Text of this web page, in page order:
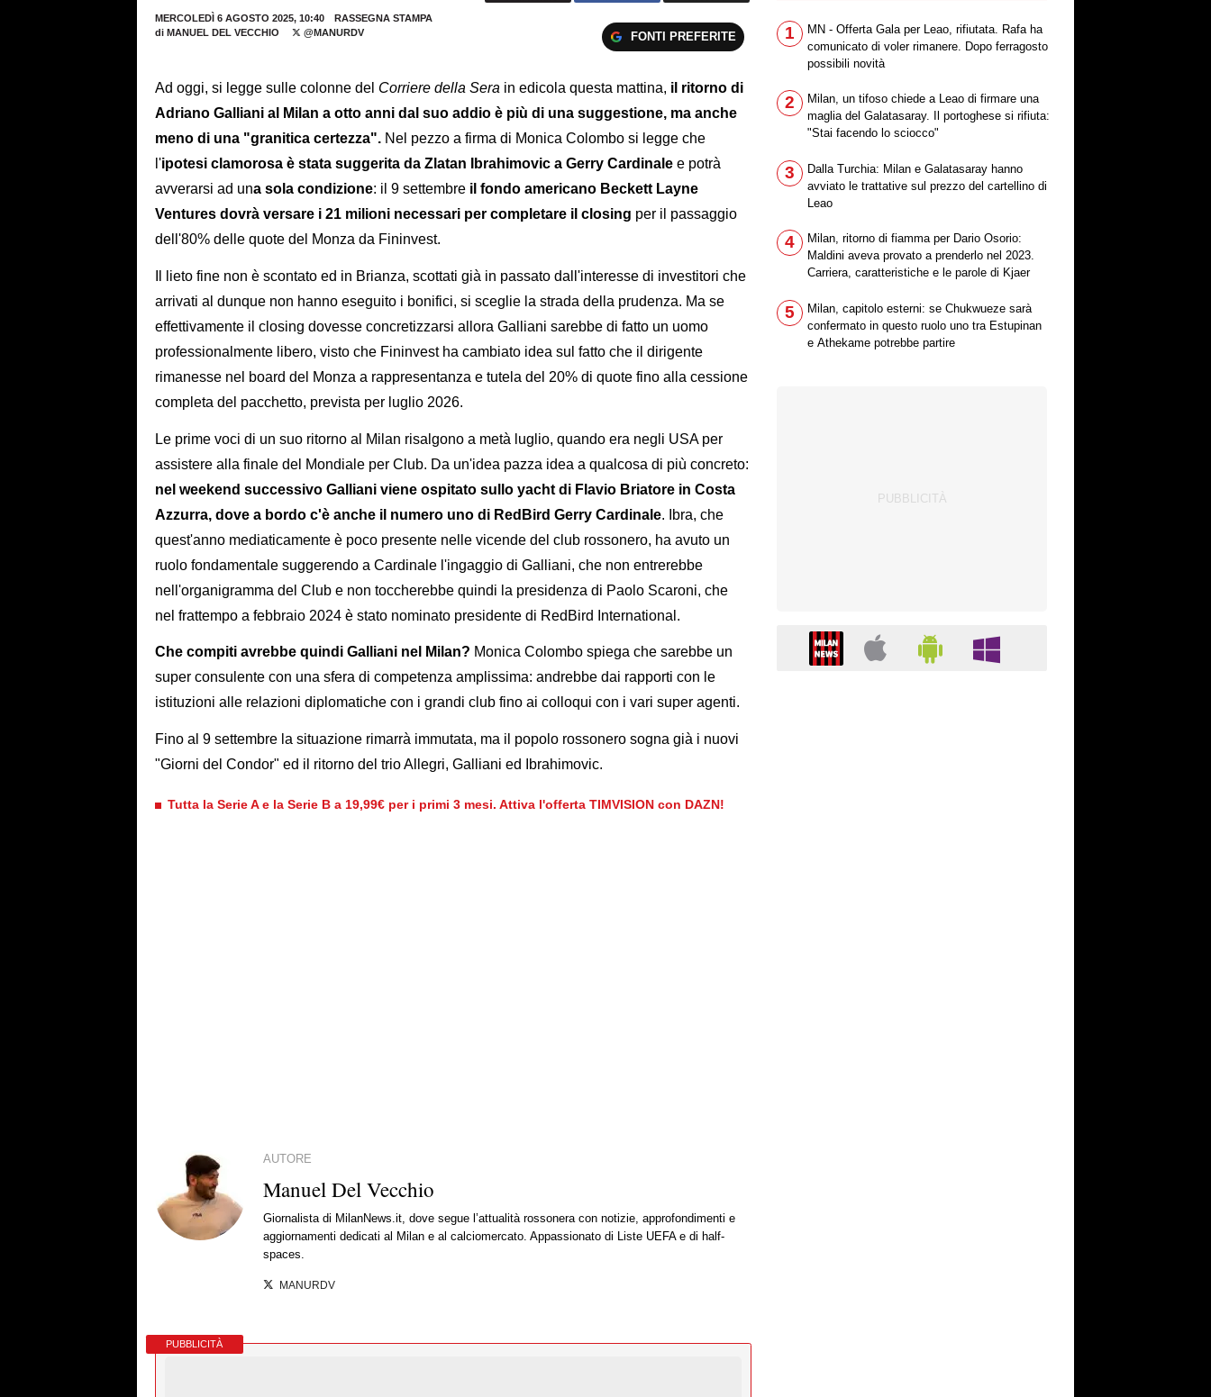
MERCOLEDÌ 6 AGOSTO 2025, 10:40
RASSEGNA STAMPA
di MANUEL DEL VECCHIO @MANURDV FONTI PREFERITE
Ad oggi, si legge sulle colonne del Corriere della Sera in edicola questa mattina, il ritorno di
Adriano Galliani al Milan a otto anni dal suo addio è più di una suggestione, ma anche
meno di una "granitica certezza". Nel pezzo a firma di Monica Colombo si legge che
l'ipotesi clamorosa è stata suggerita da Zlatan Ibrahimovic a Gerry Cardinale e potrà
avverarsi ad una sola condizione: il 9 settembre il fondo americano Beckett Layne
Ventures dovrà versare i 21 milioni necessari per completare il closing per il passaggio
dell'80% delle quote del Monza da Fininvest.
Il lieto fine non è scontato ed in Brianza, scottati già in passato dall'interesse di investitori che
arrivati al dunque non hanno eseguito i bonifici, si sceglie la strada della prudenza. Ma se
effettivamente il closing dovesse concretizzarsi allora Galliani sarebbe di fatto un uomo
professionalmente libero, visto che Fininvest ha cambiato idea sul fatto che il dirigente
rimanesse nel board del Monza a rappresentanza e tutela del 20% di quote fino alla cessione
completa del pacchetto, prevista per luglio 2026.
Le prime voci di un suo ritorno al Milan risalgono a metà luglio, quando era negli USA per
assistere alla finale del Mondiale per Club. Da un'idea pazza idea a qualcosa di più concreto:
nel weekend successivo Galliani viene ospitato sullo yacht di Flavio Briatore in Costa
Azzurra, dove a bordo c'è anche il numero uno di RedBird Gerry Cardinale. Ibra, che
quest'anno mediaticamente è poco presente nelle vicende del club rossonero, ha avuto un
ruolo fondamentale suggerendo a Cardinale l'ingaggio di Galliani, che non entrerebbe
nell'organigramma del Club e non toccherebbe quindi la presidenza di Paolo Scaroni, che
nel frattempo a febbraio 2024 è stato nominato presidente di RedBird International.
Che compiti avrebbe quindi Galliani nel Milan? Monica Colombo spiega che sarebbe un
super consulente con una sfera di competenza amplissima: andrebbe dai rapporti con le
istituzioni alle relazioni diplomatiche con i grandi club fino ai colloqui con i vari super agenti.
Fino al 9 settembre la situazione rimarrà immutata, ma il popolo rossonero sogna già i nuovi
"Giorni del Condor" ed il ritorno del trio Allegri, Galliani ed Ibrahimovic.
Tutta la Serie A e la Serie B a 19,99€ per i primi 3 mesi. Attiva l'offerta TIMVISION con DAZN!
AUTORE
Manuel Del Vecchio
Giornalista di MilanNews.it, dove segue l’attualità rossonera con notizie, approfondimenti e
aggiornamenti dedicati al Milan e al calciomercato. Appassionato di Liste UEFA e di half-
spaces.
MANURDV
PUBBLICITÀ
1
MN - Offerta Gala per Leao, rifiutata. Rafa ha
comunicato di voler rimanere. Dopo ferragosto
possibili novità
2
Milan, un tifoso chiede a Leao di firmare una
maglia del Galatasaray. Il portoghese si rifiuta:
"Stai facendo lo sciocco"
3
Dalla Turchia: Milan e Galatasaray hanno
avviato le trattative sul prezzo del cartellino di
Leao
4
Milan, ritorno di fiamma per Dario Osorio:
Maldini aveva provato a prenderlo nel 2023.
Carriera, caratteristiche e le parole di Kjaer
5
Milan, capitolo esterni: se Chukwueze sarà
confermato in questo ruolo uno tra Estupinan
e Athekame potrebbe partire